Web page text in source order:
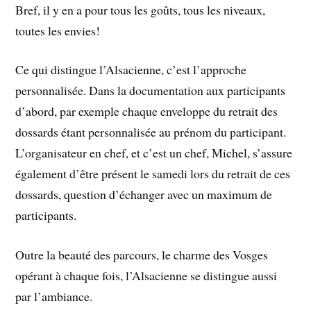
Bref, il y en a pour tous les goûts, tous les niveaux,
toutes les envies!
Ce qui distingue l’Alsacienne, c’est l’approche
personnalisée. Dans la documentation aux participants
d’abord, par exemple chaque enveloppe du retrait des
dossards étant personnalisée au prénom du participant.
L’organisateur en chef, et c’est un chef, Michel, s’assure
également d’être présent le samedi lors du retrait de ces
dossards, question d’échanger avec un maximum de
participants.
Outre la beauté des parcours, le charme des Vosges
opérant à chaque fois, l’Alsacienne se distingue aussi
par l’ambiance.